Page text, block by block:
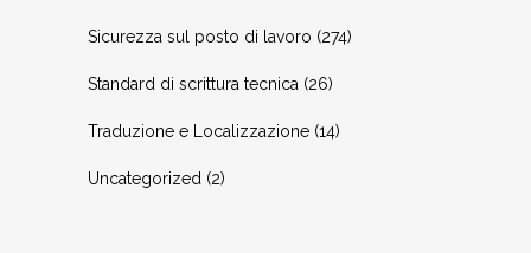
Sicurezza sul posto di lavoro (274)
Standard di scrittura tecnica (26)
Traduzione e Localizzazione (14)
Uncategorized (2)